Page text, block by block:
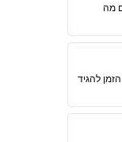
מה
הזמן להגיד